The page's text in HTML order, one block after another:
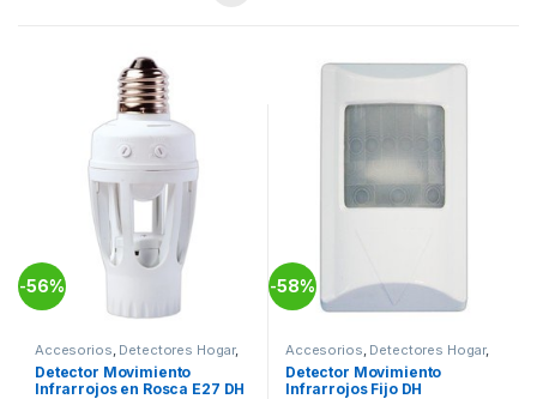
-56%
Accesorios, Detectores Hogar,
Hogar
Detector Movimiento
Infrarrojos en Rosca E27 DH
-58%
Accesorios, Detectores Hogar,
Hogar
Detector Movimiento
Infrarrojos Fijo DH